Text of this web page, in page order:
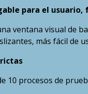
para el
ventana visual de
más fácil de
10 procesos de